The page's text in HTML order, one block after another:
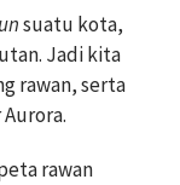
suatu kota,
Jadi kita
rawan, serta
rawan